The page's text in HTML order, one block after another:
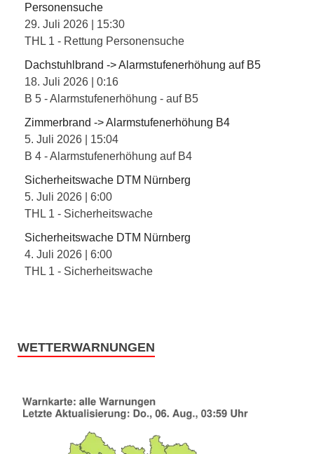
Personensuche
29. Juli 2026
15:30
THL 1 - Rettung Personensuche
Dachstuhlbrand -> Alarmstufenerhöhung auf B5
18. Juli 2026
0:16
B 5 - Alarmstufenerhöhung - auf B5
Zimmerbrand -> Alarmstufenerhöhung B4
5. Juli 2026
15:04
B 4 - Alarmstufenerhöhung auf B4
Sicherheitswache DTM Nürnberg
5. Juli 2026
6:00
THL 1 - Sicherheitswache
Sicherheitswache DTM Nürnberg
4. Juli 2026
6:00
THL 1 - Sicherheitswache
WETTERWARNUNGEN